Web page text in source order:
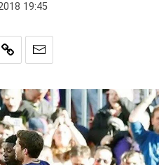
19:45